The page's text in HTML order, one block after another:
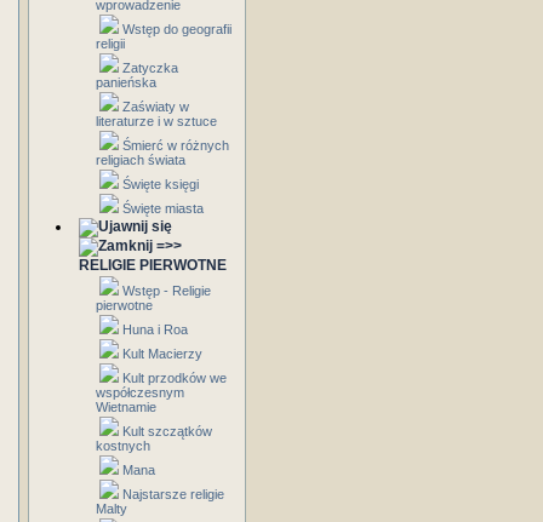
wprowadzenie
Wstęp do geografii
religii
Zatyczka
panieńska
Zaświaty w
literaturze i w sztuce
Śmierć w różnych
religiach świata
Święte księgi
Święte miasta
=>>
RELIGIE PIERWOTNE
Wstęp - Religie
pierwotne
Huna i Roa
Kult Macierzy
Kult przodków we
współczesnym
Wietnamie
Kult szczątków
kostnych
Mana
Najstarsze religie
Malty